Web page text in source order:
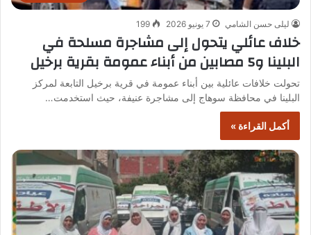
ليلى حسن الشامي 7 يونيو 2026 199
خلاف عائلي يتحول إلى مشاجرة مسلحة في
البلينا و5 مصابين من أبناء عمومة بقرية برخيل
تحولت خلافات عائلية بين أبناء عمومة في قرية برخيل التابعة لمركز
البلينا في محافظة سوهاج إلى مشاجرة عنيفة، حيث استخدمت…
أكمل القراءة »